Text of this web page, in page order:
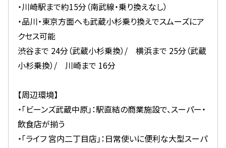
・川崎駅まで約15分（南武線・乗り換えなし）
・品川・東京方面へも武蔵小杉乗り換えでスムーズにア
クセス可能
渋谷まで 24分（武蔵小杉乗換）/ 横浜まで 25分（武蔵
小杉乗換）/ 川崎まで 16分
【周辺環境】
・「ビーンズ武蔵中原」：駅直結の商業施設で、スーパー・
飲食店が揃う
・「ライフ 宮内二丁目店」：日常使いに便利な大型スーパ